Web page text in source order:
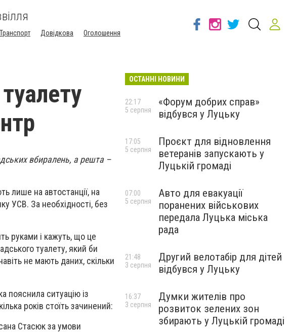
Транспорт Довідкова Оголошення
вбиралень, а решта –
лише на автостанції, на
УСВ. За необхідності, без
руками і кажуть, що це
туалету, який би
не мають даних, скільки
пояснила ситуацію із
років стоїть зачинений:
Стасюк за умови
ОСТАННІ НОВИНИ
«Форум добрих справ»
відбувся у Луцьку
22:17
5 серпня
Проєкт для відновлення
ветеранів запускають у
Луцькій громаді
17:05
5 серпня
Авто для евакуації
поранених військових
передала Луцька міська
рада
07:00
5 серпня
Другий велотабір для дітей
відбувся у Луцьку
21:48
3 серпня
Думки жителів про
розвиток зелених зон
збирають у Луцькій громаді
16:37
3 серпня